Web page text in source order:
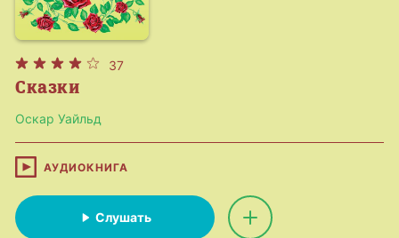
37
Сказки
Оскар Уайльд
АУДИОКНИГА
Слушать